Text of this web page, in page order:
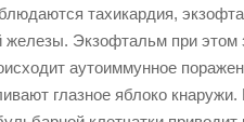
тахикардия,
Экзофтальм при
аутоиммунное
глазное яблоко